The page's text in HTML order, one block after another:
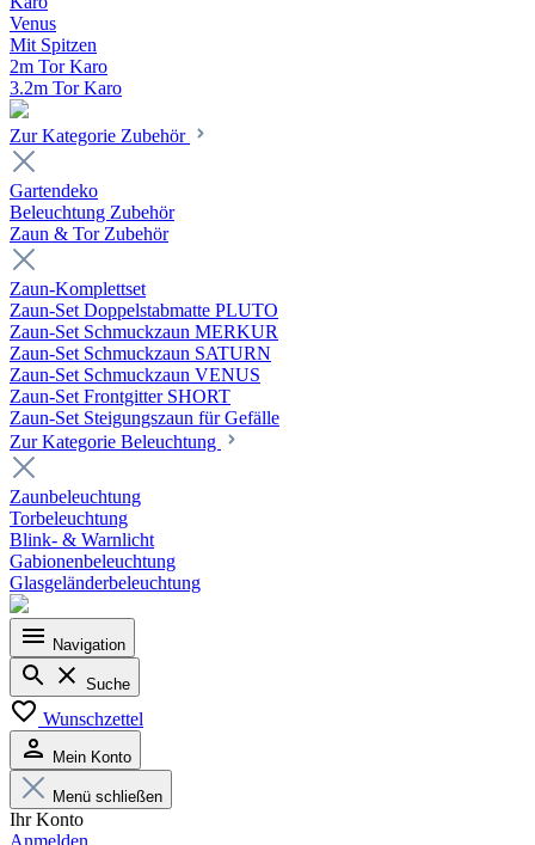
Venus
Mit Spitzen
2m Tor Karo
3.2m Tor Karo
Zur Kategorie Zubehör
Gartendeko
Beleuchtung Zubehör
Zaun & Tor Zubehör
Zaun-Komplettset
Zaun-Set Doppelstabmatte PLUTO
Zaun-Set Schmuckzaun MERKUR
Zaun-Set Schmuckzaun SATURN
Zaun-Set Schmuckzaun VENUS
Zaun-Set Frontgitter SHORT
Zaun-Set Steigungszaun für Gefälle
Zur Kategorie Beleuchtung
Zaunbeleuchtung
Torbeleuchtung
Blink- & Warnlicht
Gabionenbeleuchtung
Glasgeländerbeleuchtung
Navigation
Suche
Wunschzettel
Mein Konto
Menü schließen
Ihr Konto
Anmelden